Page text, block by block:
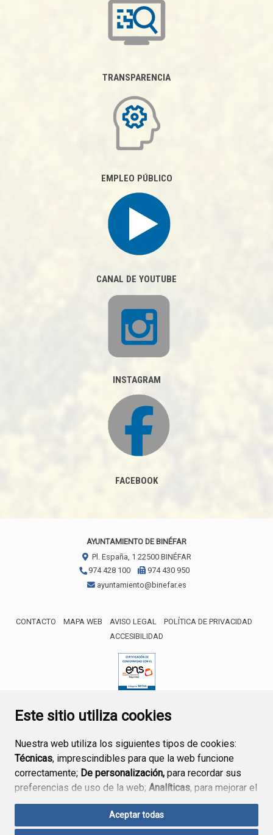
Este sitio utiliza cookies
Nuestra web utiliza los siguientes tipos de cookies:
Técnicas, imprescindibles para que la web funcione
correctamente; De personalización, para recordar sus
preferencias de uso de la web; Analíticas, para mejorar el
funcionamiento de la web y sus servicios.
Si acepta pulsando el botón“Aceptar todas”
Aceptar todas
TRANSPARENCIA
EMPLEO PÚBLICO
CANAL DE YOUTUBE
INSTAGRAM
FACEBOOK
AYUNTAMIENTO DE BINÉFAR
Pl. España, 1 22500 BINÉFAR
974 428 100
974 430 950
ayuntamiento@binefar.es
CONTACTO MAPA WEB AVISO LEGAL
POLÍTICA DE PRIVACIDAD
ACCESIBILIDAD